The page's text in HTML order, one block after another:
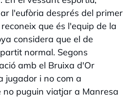
l'eufòria després del primer
que és l'equip de la
considera que el de
normal. Segons
amb el Bruixa d'Or
jugador i no com a
no puguin viatjar a Manresa